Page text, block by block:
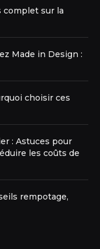
complet sur la
Made in Design :
choisir ces
: Astuces pour
les coûts de
rempotage,